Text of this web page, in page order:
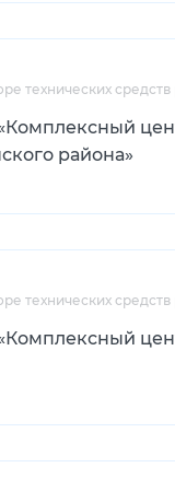
технических средств
района»
технических средств